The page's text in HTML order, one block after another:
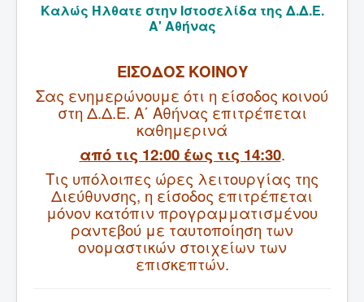
Υπηρεσία Ενημέρωσης
Εκδρομές
Δραστηριότητες Σχολείων
Σύνδεσμοι
Επικοινωνία
Καλώς Ήλθατε στην Ιστοσελίδα της Δ.Δ.Ε.
Α' Αθήνας
ΕΙΣΟΔΟΣ ΚΟΙΝΟΥ
Σας ενημερώνουμε ότι η είσοδος κοινού
στη Δ.Δ.Ε. Α΄ Αθήνας επιτρέπεται
καθημερινά
από τις 12:00 έως τις 14:30.
Τις υπόλοιπες ώρες λειτουργίας της
Διεύθυνσης, η είσοδος επιτρέπεται
μόνον κατόπιν προγραμματισμένου
ραντεβού με ταυτοποίηση των
ονομαστικών στοιχείων των
επισκεπτών.